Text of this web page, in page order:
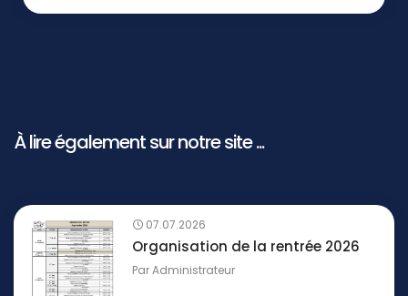
À lire également sur notre site ...
07.07.2026
Organisation de la rentrée 2026
ParAdministrateur